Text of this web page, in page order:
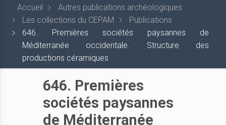
Accueil
Autres publications archéologiques
Les collections du CEPAM
Publications
646. Premières sociétés paysannes de
Méditerranée occidentale. Structure des
productions céramiques
646. Premières
sociétés paysannes
de Méditerranée